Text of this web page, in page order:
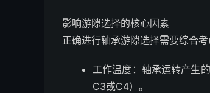
影响游隙选择的核心因素
正确进行轴承游隙选择需要综合考
工作温度：轴承运转产生
C3或C4）。